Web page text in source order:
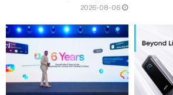
2026-08-06